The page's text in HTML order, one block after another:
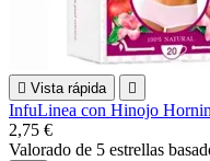
 Vista rápida 
InfuLinea con Hinojo
2,75 €
Valorado de 5 estrellas